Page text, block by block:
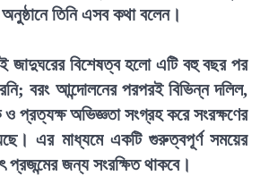
তিনি এসব কথা বলেন।
বিশেষত্ব হলো এটি বহু বছর পর
বরং আন্দোলনের পরপরই বিভিন্ন দলিল,
প্রত্যক্ষ অভিজ্ঞতা সংগ্রহ করে সংরক্ষণের
এর মাধ্যমে একটি গুরুত্বপূর্ণ সময়ের
প্রজন্মের জন্য সংরক্ষিত থাকবে।